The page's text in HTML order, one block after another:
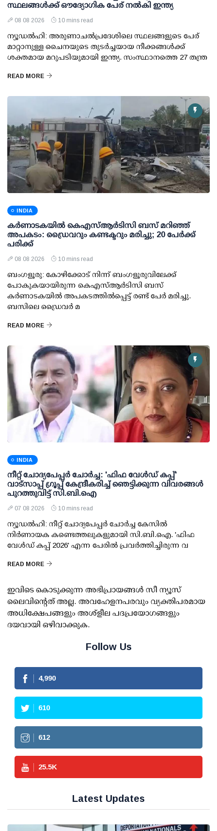
സ്ഥലങ്ങള്‍ക്ക് ഔദ്യോഗിക പേര് നല്‍കി ഇന്ത്യ
08 08 2026 10 mins read
ന്യൂഡല്‍ഹി: അരുണാചല്‍പ്രദേശിലെ സ്ഥലങ്ങളുടെ പേര്
മാറ്റാനുള്ള ചൈനയുടെ തുടര്‍ച്ചയായ നീക്കങ്ങള്‍ക്ക്
ശക്തമായ മറുപടിയുമായി ഇന്ത്യ. സംസ്ഥാനത്തെ 27 തന്ത്ര
READ MORE
INDIA
കര്‍ണാടകയില്‍ കെഎസ്ആര്‍ടിസി ബസ് മറിഞ്ഞ്
അപകടം: ഡ്രൈവറും കണ്ടക്ടറും മരിച്ചു; 20 പേര്‍ക്ക്
പരിക്ക്
08 08 2026 10 mins read
ബംഗളൂരു: കോഴിക്കോട് നിന്ന് ബംഗളൂരുവിലേക്ക്
പോകുകയായിരുന്ന കെഎസ്ആര്‍ടിസി ബസ്
കര്‍ണാടകയില്‍ അപകടത്തില്‍പ്പെട്ട് രണ്ട് പേര്‍ മരിച്ചു.
ബസിലെ ഡ്രൈവര്‍ മ
READ MORE
INDIA
നീറ്റ് ചോദ്യപേപ്പര്‍ ചോര്‍ച്ച: 'ഫിഫ വേള്‍ഡ് കപ്പ്'
വാട്സാപ്പ് ഗ്രൂപ്പ് കേന്ദ്രീകരിച്ച് ഞെട്ടിക്കുന്ന വിവരങ്ങള്‍
പുറത്തുവിട്ട് സി.ബി.ഐ
07 08 2026 10 mins read
ന്യൂഡല്‍ഹി: നീറ്റ് ചോദ്യപേപ്പര്‍ ചോര്‍ച്ച കേസില്‍
നിര്‍ണായക കണ്ടെത്തലുകളുമായി സി.ബി.ഐ. 'ഫിഫ
വേള്‍ഡ് കപ്പ് 2026' എന്ന പേരില്‍ പ്രവര്‍ത്തിച്ചിരുന്ന വ
READ MORE
ഇവിടെ കൊടുക്കുന്ന അഭിപ്രായങ്ങള്‍ സീ ന്യൂസ്
ലൈവിന്റെത് അല്ല. അവഹേളനപരവും വ്യക്തിപരമായ
അധിക്ഷേപങ്ങളും അശ്‌ളീല പദപ്രയോഗങ്ങളും
ദയവായി ഒഴിവാക്കുക.
Follow Us
4,990
610
612
25.5K
Latest Updates